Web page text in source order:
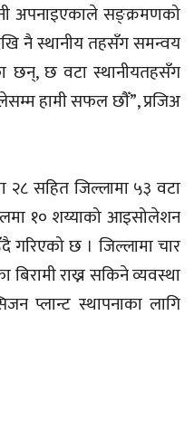
अपनाइएकाले सङ्क्रमणको
नै स्थानीय तहसँग समन्वय
छन्, छ वटा स्थानीयतहसँग
हामी सफल छौँ”, प्रजिअ
सहित जिल्लामा ५३ वटा
१० शय्याको आइसोलेशन
छ । जिल्लामा चार
राख्न सकिने व्यवस्था
प्लान्ट स्थापनाका लागि